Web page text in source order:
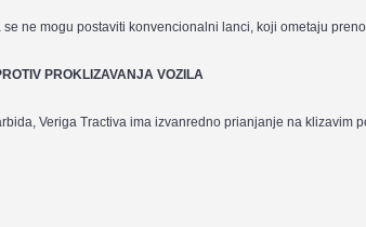
ne mogu postaviti konvencionalni lanci, koji ometaju
PROKLIZAVANJA VOZILA
Veriga Tractiva ima izvanredno prianjanje na